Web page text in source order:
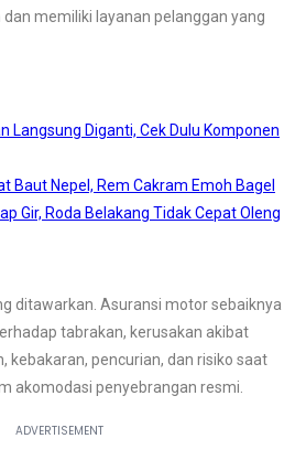
memiliki layanan pelanggan yang
Langsung Diganti, Cek Dulu Komponen
Baut Nepel, Rem Cakram Emoh Bagel
Gir, Roda Belakang Tidak Cepat Oleng
ditawarkan. Asuransi motor sebaiknya
tabrakan, kerusakan akibat
kebakaran, pencurian, dan risiko saat
akomodasi penyebrangan resmi.